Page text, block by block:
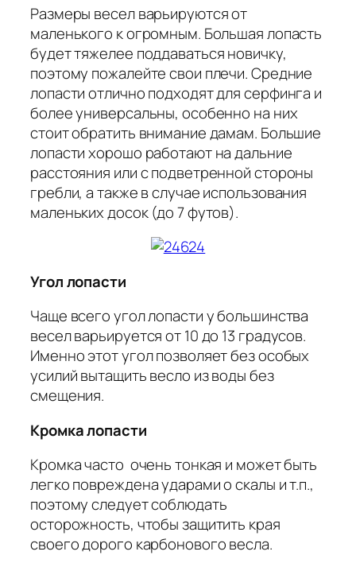
Размеры весел варьируются от
маленького к огромным. Большая лопасть
будет тяжелее поддаваться новичку,
поэтому пожалейте свои плечи. Средние
лопасти отлично подходят для серфинга и
более универсальны, особенно на них
стоит обратить внимание дамам. Большие
лопасти хорошо работают на дальние
расстояния или с подветренной стороны
гребли, а также в случае использования
маленьких досок (до 7 футов).
Угол лопасти
Чаще всего угол лопасти у большинства
весел варьируется от 10 до 13 градусов.
Именно этот угол позволяет без особых
усилий вытащить весло из воды без
смещения.
Кромка лопасти
Кромка часто очень тонкая и может быть
легко повреждена ударами о скалы и т.п.,
поэтому следует соблюдать
осторожность, чтобы защитить края
своего дорого карбонового весла.